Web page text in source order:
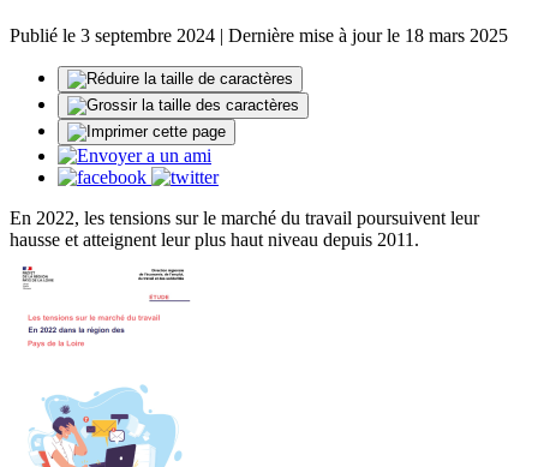
Publié le 3 septembre 2024 | Dernière mise à jour le 18 mars 2025
En 2022, les tensions sur le marché du travail poursuivent leur
hausse et atteignent leur plus haut niveau depuis 2011.